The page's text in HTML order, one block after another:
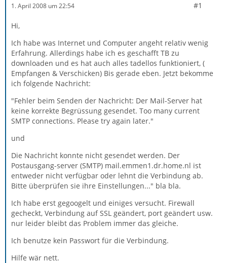
1. April 2008 um 22:54 #1
Hi,
Ich habe was Internet und Computer angeht relativ wenig
Erfahrung. Allerdings habe ich es geschafft TB zu
downloaden und es hat auch alles tadellos funktioniert, (
Empfangen & Verschicken) Bis gerade eben. Jetzt bekomme
ich folgende Nachricht:
"Fehler beim Senden der Nachricht: Der Mail-Server hat
keine korrekte Begrüssung gesendet. Too many current
SMTP connections. Please try again later."
und
Die Nachricht konnte nicht gesendet werden. Der
Postausgang-server (SMTP) mail.emmen1.dr.home.nl ist
entweder nicht verfügbar oder lehnt die Verbindung ab.
Bitte überprüfen sie ihre Einstellungen..." bla bla.
Ich habe erst gegoogelt und einiges versucht. Firewall
gecheckt, Verbindung auf SSL geändert, port geändert usw.
nur leider bleibt das Problem immer das gleiche.
Ich benutze kein Passwort für die Verbindung.
Hilfe wär nett.